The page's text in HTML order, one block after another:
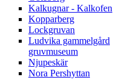
Kalkugnar - Kalkofen
Kopparberg
Lockgruvan
Ludvika gammelgård
gruvmuseum
Njupeskär
Nora Pershyttan